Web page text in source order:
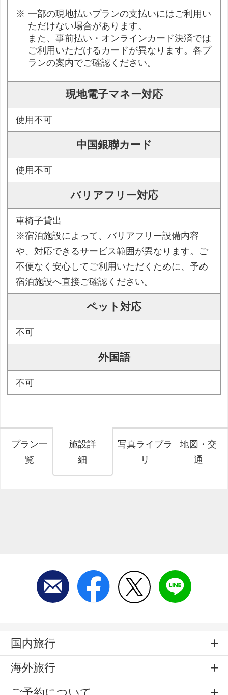
一部の現地払いプランの支払いにはご利用い
ただけない場合があります。
また、事前払い・オンラインカード決済では
ご利用いただけるカードが異なります。各プ
ランの案内でご確認ください。
現地電子マネー対応
使用不可
中国銀聯カード
使用不可
バリアフリー対応
車椅子貸出
※宿泊施設によって、バリアフリー設備内容
や、対応できるサービス範囲が異なります。ご
不便なく安心してご利用いただくために、予め
宿泊施設へ直接ご確認ください。
ペット対応
不可
外国語
不可
プラン一
覧
施設詳
細
写真ライブラ
リ
地図・交
通
国内旅行
海外旅行